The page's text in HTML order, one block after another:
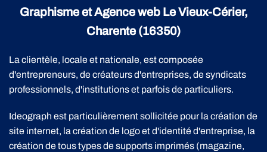
Graphisme et Agence web Le Vieux-Cérier,
Charente (16350)
La clientèle, locale et nationale, est composée
d'entrepreneurs, de créateurs d'entreprises, de syndicats
professionnels, d'institutions et parfois de particuliers.
Ideograph est particulièrement sollicitée pour la création de
site internet, la création de logo et d'identité d'entreprise, la
création de tous types de supports imprimés (magazine,